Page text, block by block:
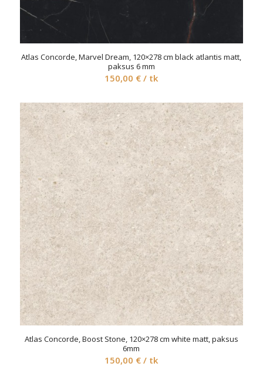
Atlas Concorde, Marvel Dream, 120×278 cm black atlantis matt,
paksus 6 mm
150,00 € / tk
Atlas Concorde, Boost Stone, 120×278 cm white matt, paksus
6mm
150,00 € / tk